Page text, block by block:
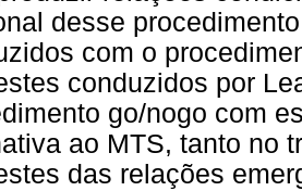
desse
com o
conduzidos por
go/nogo com
ao MTS, tanto no
das relações